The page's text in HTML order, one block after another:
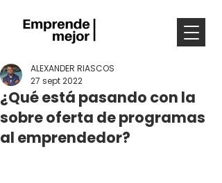
¿Qué está pasando con la
sobre oferta de programas
al emprendedor?
ALEXANDER RIASCOS
27 sept 2022